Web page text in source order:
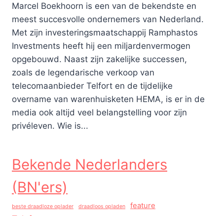
Marcel Boekhoorn is een van de bekendste en
meest succesvolle ondernemers van Nederland.
Met zijn investeringsmaatschappij Ramphastos
Investments heeft hij een miljardenvermogen
opgebouwd. Naast zijn zakelijke successen,
zoals de legendarische verkoop van
telecomaanbieder Telfort en de tijdelijke
overname van warenhuisketen HEMA, is er in de
media ook altijd veel belangstelling voor zijn
privéleven. Wie is...
Bekende Nederlanders
(BN'ers)
beste draadloze oplader draadloos opladen feature